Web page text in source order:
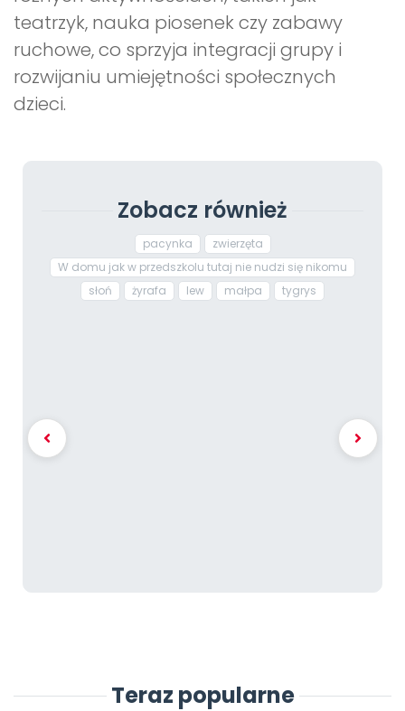
teatrzyk, nauka piosenek czy zabawy
ruchowe, co sprzyja integracji grupy i
rozwijaniu umiejętności społecznych
dzieci.
Zobacz również
pacynka
zwierzęta
W domu jak w przedszkolu tutaj nie nudzi się nikomu
słoń
żyrafa lew małpa tygrys
Teraz popularne